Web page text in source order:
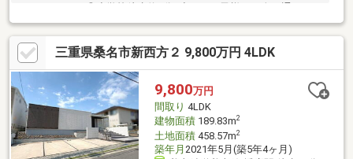
も安心できそうですね♪◇周辺環境◇コンビニ・スーパーが徒歩
15分圏内♪・イオンモール桑名店：徒歩約23分（約1800ｍ）・一
号舘桑名駅西店：徒歩約11分（約850ｍ）・ファミリーマート桑
名播磨店：徒歩約10分（約800ｍ）・V・drug桑名東店：徒歩約19
分（約1500ｍ）・桑名播磨郵便局：徒歩約10分（約750ｍ）・JA
みえきた播磨支店：徒歩約9分（約650ｍ）
三重県桑名市新西方２ 9,800万円 4LDK
9,800万円
間取り 4LDK
建物面積189.83m2
土地面積458.57m2
築年月 2021年5月(築5年4ヶ月)